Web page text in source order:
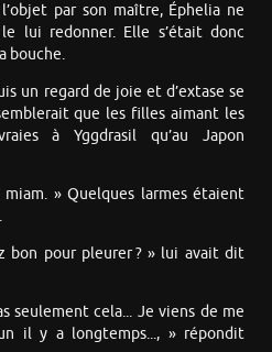
par son maître, Éphelia ne
lui redonner. Elle s’était donc
bouche.
un regard de joie et d’extase se
que les filles aimant les
à Yggdrasil qu’au Japon
miam. » Quelques larmes étaient
bon pour pleurer ? » lui avait dit
seulement cela... Je viens de me
il y a longtemps..., » répondit